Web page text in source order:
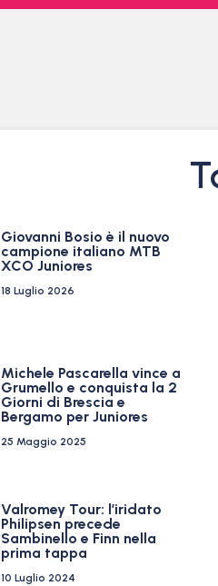
Giovanni Bosio è il nuovo
campione italiano MTB
XCO Juniores
18 Luglio 2026
Michele Pascarella vince a
Grumello e conquista la 2
Giorni di Brescia e
Bergamo per Juniores
25 Maggio 2025
Valromey Tour: l’iridato
Philipsen precede
Sambinello e Finn nella
prima tappa
10 Luglio 2024